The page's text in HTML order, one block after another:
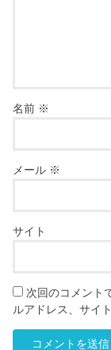
名前 ※
メール ※
サイト
次回のコメント
ルアドレス、サイ